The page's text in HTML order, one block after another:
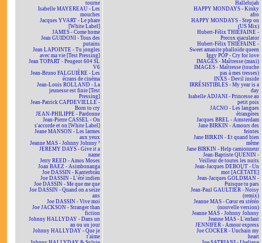
tourne
Isabelle MAYEREAU - Les
mouches
Jacques YVART - Le phare
[White Label]
JAMES - Come home
Jean GUIDONI - Tous des
putains
Jean LAPOINTE - Tu jongles
avec ma vie [Test Pressing]
Jean TOPART - Peugeot 604 SL
V6
Jean-Bruno FALGUIÈRE - Les
écrans de cinéma
Jean-Louis ROLLAND - La
jeunesse est finie [Test
Pressing]
Jean-Patrick CAPDEVIELLE -
Born to cry
JEAN-PHILIPPE - Pardonne
Jean-Pierre CASSEL - On
s'accorde et on [White Label]
Jeane MANSON - Les larmes
aux yeux
Jeanne MAS - Johnny Johnny ²
JEREMY DAYS - Give it a
name
Jerry REED - Amos Moses
Joan BAEZ - Asimbonanga
Joe DASSIN - Kanterbräu
Joe DASSIN - L'été indien
Joe DASSIN - Me que me que
Joe DASSIN - Quand on a seize
ans
Joe DASSIN - Vive moi
Joe JACKSON - Stranger than
fiction
Johnny HALLYDAY - Dans un
an ou un jour
Johnny HALLYDAY - Que je
t'aime
Hallelujah
HAPPY MONDAYS - Kinky
afro
HAPPY MONDAYS - Step on
(US Mix)
Hubert-Félix THIÉFAINE -
Precox ejaculator
Hubert-Félix THIÉFAINE -
Sweet amanite phalloïde queen
Iggy POP - Cry for love
IMAGES - Maîtresse (maxi)
IMAGES - Maîtresse (touche
pas à mes tresses)
INXS - Devil inside
IRRÉSISTIBLES - My year is a
day
Isabelle ADJANI - Princesse au
petit pois
JACNO - Les langues
étrangères
Jacques BREL - Amsterdam
Jane BIRKIN - Amours des
feintes
Jane BIRKIN - Et quand bien
même
Jane BIRKIN - Help camionneur
Jean-Baptiste QUENIN -
Veilleur de toutes les nuits
Jean-Jacques DEBOUT - Un
mot [ACÉTATE]
Jean-Jacques GOLDMAN -
Puisque tu pars
Jean-Paul GAULTIER - Noisy
(remix)
Jeanne MAS - Cœur en stéréo
(nouvelle version)
Jeanne MAS - Johnny Johnny
Jeanne MAS - L'enfant
JENNIFER - Amour express
Joe COCKER - Unchain my
heart